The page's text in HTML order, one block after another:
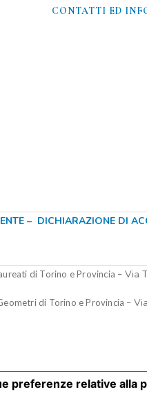
CONTATTI ED
– DICHIARAZIONE DI
di Torino e Provincia – Via
di Torino e Provincia –
preferenze relative alla